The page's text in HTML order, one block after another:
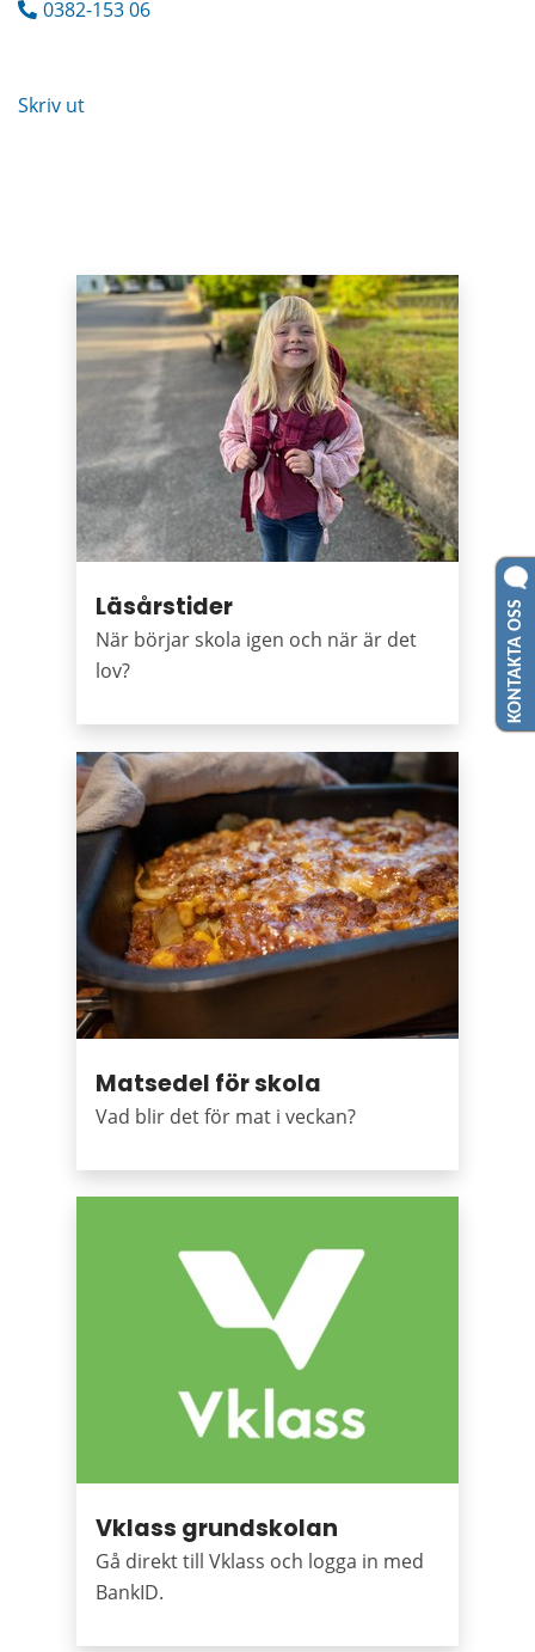
0382-153 06
Skriv ut
Puffar
Läsårstider
När börjar skola igen och när är det
lov?
Matsedel för skola
Vad blir det för mat i veckan?
Vklass grundskolan
Gå direkt till Vklass och logga in med
BankID.
KONTAKTA OSS